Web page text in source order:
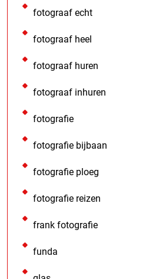
fotograaf echt
fotograaf heel
fotograaf huren
fotograaf inhuren
fotografie
fotografie bijbaan
fotografie ploeg
fotografie reizen
frank fotografie
funda